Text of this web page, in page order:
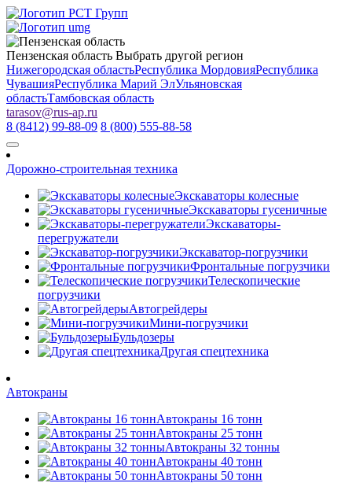
Пензенская область Выбрать другой регион
Нижегородская областьРеспублика МордовияРеспублика
ЧувашияРеспублика Марий ЭлУльяновская
областьТамбовская область
tarasov@rus-ap.ru
8 (8412) 99-88-09 8 (800) 555-88-58
Дорожно-строительная техника
Экскаваторы колесные
Экскаваторы гусеничные
Экскаваторы-
перегружатели
Экскаватор-погрузчики
Фронтальные погрузчики
Телескопические
погрузчики
Автогрейдеры
Мини-погрузчики
Бульдозеры
Другая спецтехника
Автокраны
Автокраны 16 тонн
Автокраны 25 тонн
Автокраны 32 тонны
Автокраны 40 тонн
Автокраны 50 тонн